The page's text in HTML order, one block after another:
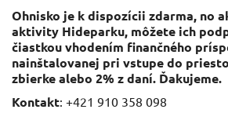
Ohnisko je k dispozícii zdarma, no
aktivity Hideparku, môžete ich
čiastkou vhodením finančného
nainštalovanej pri vstupe do
zbierke alebo 2% z daní. Ďakujeme.
Kontakt: +421 910 358 098